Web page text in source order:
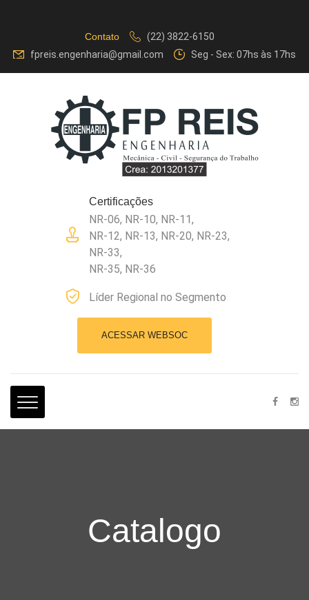
Contato
(22) 3822-6150
fpreis.engenharia@gmail.com
Seg - Sex: 07hs às 17hs
Certificações
NR-06, NR-10, NR-11,
NR-12, NR-13, NR-20, NR-23,
NR-33,
NR-35, NR-36
Líder Regional no Segmento
ACESSAR WEBSOC
Catalogo